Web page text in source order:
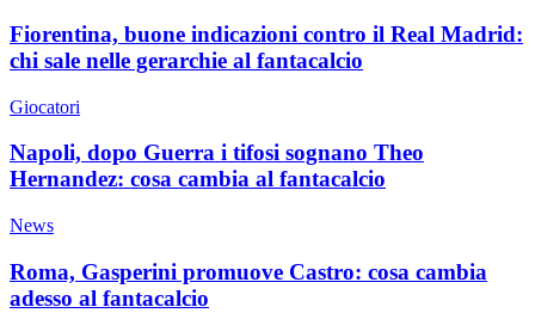
Fiorentina, buone indicazioni contro il Real Madrid:
chi sale nelle gerarchie al fantacalcio
Giocatori
Napoli, dopo Guerra i tifosi sognano Theo
Hernandez: cosa cambia al fantacalcio
News
Roma, Gasperini promuove Castro: cosa cambia
adesso al fantacalcio